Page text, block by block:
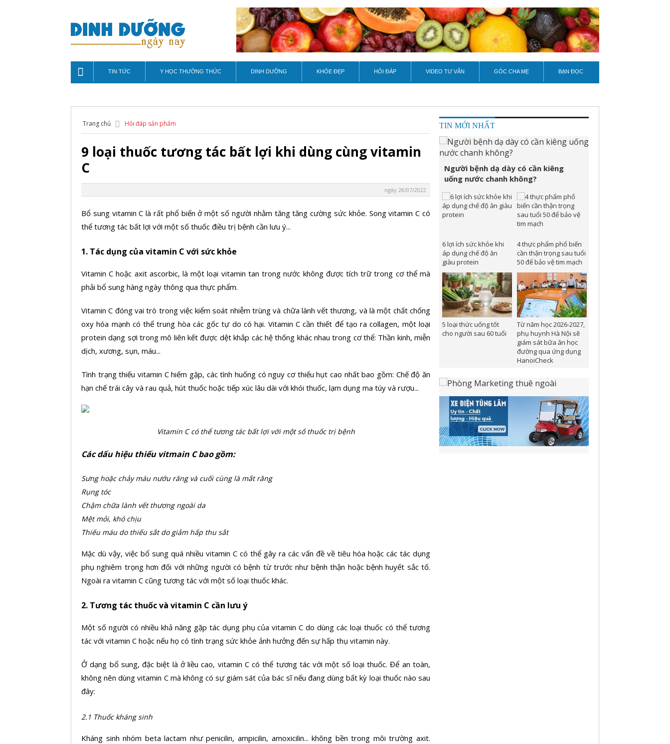
TIN TỨC Y HỌC THƯỜNG THỨC DINH DƯỠNG KHỎE ĐẸP HỎI ĐÁP VIDEO TƯ VẤN GÓC CHA MẸ BẠN ĐỌC
Trang chủ Hỏi đáp sản phẩm
9 loại thuốc tương tác bất lợi khi dùng cùng vitamin
C
ngày 28/07/2022
Bổ sung vitamin C là rất phổ biến ở một số người nhằm tăng tăng cường sức khỏe. Song vitamin C có
thể tương tác bất lợi với một số thuốc điều trị bệnh cần lưu ý...
1. Tác dụng của vitamin C với sức khỏe
Vitamin C hoặc axit ascorbic, là một loại vitamin tan trong nước không được tích trữ trong cơ thể mà
phải bổ sung hàng ngày thông qua thực phẩm.
Vitamin C đóng vai trò trong việc kiểm soát nhiễm trùng và chữa lành vết thương, và là một chất chống
oxy hóa mạnh có thể trung hòa các gốc tự do có hại. Vitamin C cần thiết để tạo ra collagen, một loại
protein dạng sợi trong mô liên kết được dệt khắp các hệ thống khác nhau trong cơ thể: Thần kinh, miễn
dịch, xương, sụn, máu...
Tình trạng thiếu vitamin C hiếm gặp, các tình huống có nguy cơ thiếu hụt cao nhất bao gồm: Chế độ ăn
hạn chế trái cây và rau quả, hút thuốc hoặc tiếp xúc lâu dài với khói thuốc, lạm dụng ma túy và rượu...
Vitamin C có thể tương tác bất lợi với một số thuốc trị bệnh
Các dấu hiệu thiếu vitmain C bao gồm:
Sưng hoặc chảy máu nướu răng và cuối cùng là mất răng
Rụng tóc
Chậm chữa lành vết thương ngoài da
Mệt mỏi, khó chịu
Thiếu máu do thiếu sắt do giảm hấp thu sắt
Mặc dù vậy, việc bổ sung quá nhiều vitamin C có thể gây ra các vấn đề về tiêu hóa hoặc các tác dụng
phụ nghiêm trọng hơn đối với những người có bệnh từ trước như bệnh thận hoặc bệnh huyết sắc tố.
Ngoài ra vitamin C cũng tương tác với một số loại thuốc khác.
2. Tương tác thuốc và vitamin C cần lưu ý
Một số người có nhiều khả năng gặp tác dụng phụ của vitamin C do dùng các loại thuốc có thể tương
tác với vitamin C hoặc nếu họ có tình trạng sức khỏe ảnh hưởng đến sự hấp thụ vitamin này.
Ở dạng bổ sung, đặc biệt là ở liều cao, vitamin C có thể tương tác với một số loại thuốc. Để an toàn,
không nên dùng vitamin C mà không có sự giám sát của bác sĩ nếu đang dùng bất kỳ loại thuốc nào sau
đây:
2.1 Thuốc kháng sinh
Kháng sinh nhóm beta lactam như penicilin, ampicilin, amoxicilin... không bền trong môi trường axit.
TIN MỚI NHẤT
Người bệnh dạ dày có cần kiêng
uống nước chanh không?
6 lợi ích sức khỏe khi
áp dụng chế độ ăn
giàu protein
4 thực phẩm phổ biến
cần thận trọng sau tuổi
50 để bảo vệ tim mạch
5 loại thức uống tốt
cho người sau 60 tuổi
Từ năm học 2026-2027,
phụ huynh Hà Nội sẽ
giám sát bữa ăn học
đường qua ứng dụng
HanoiCheck